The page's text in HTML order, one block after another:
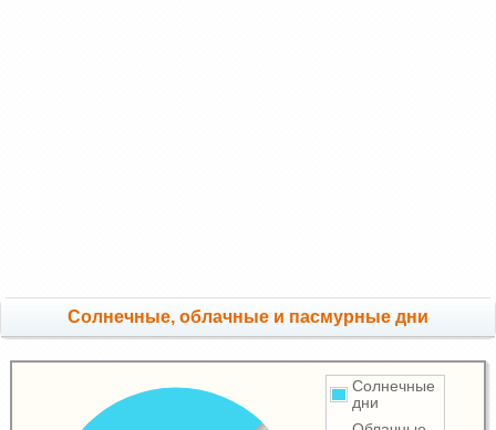
Cолнечные, облачные и пасмурные дни
Солнечные
дни